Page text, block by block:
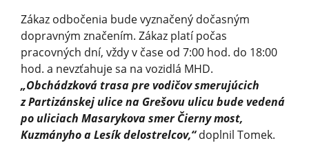
Zákaz odbočenia bude vyznačený dočasným
dopravným značením. Zákaz platí počas
pracovných dní, vždy v čase od 7:00 hod. do 18:00
hod. a nevzťahuje sa na vozidlá MHD.
„Obchádzková trasa pre vodičov smerujúcich
z Partizánskej ulice na Grešovu ulicu bude vedená
po uliciach Masarykova smer Čierny most,
Kuzmányho a Lesík delostrelcov,“doplnil Tomek.